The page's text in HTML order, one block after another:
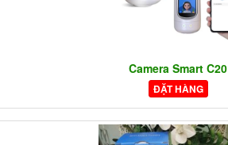
Camera Smart C20
ĐẶT HÀNG